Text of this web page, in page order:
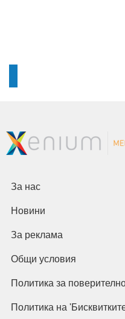
За нас
Новини
За реклама
Общи условия
Политика за
Политика на